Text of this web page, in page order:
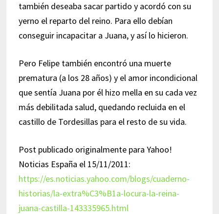
también deseaba sacar partido y acordó con su
yerno el reparto del reino. Para ello debían
conseguir incapacitar a Juana, y así lo hicieron.
Pero Felipe también encontró una muerte
prematura (a los 28 años) y el amor incondicional
que sentía Juana por él hizo mella en su cada vez
más debilitada salud, quedando recluida en el
castillo de Tordesillas para el resto de su vida.
Post publicado originalmente para Yahoo!
Noticias España el 15/11/2011:
https://es.noticias.yahoo.com/blogs/cuaderno-
historias/la-extra%C3%B1a-locura-la-reina-
juana-castilla-143335965.html